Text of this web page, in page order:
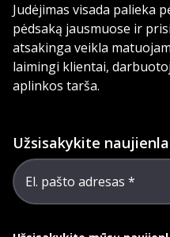
Judėjimas visada palieka
pėdsaką jausmuose ir
atsakinga veikla
laimingi klientai,
aplinkos tarša.
Užsisakykite
El. pašto adresas